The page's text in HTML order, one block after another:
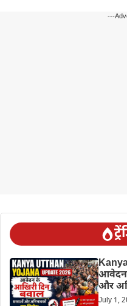
---
आवेदन
और
July 1,